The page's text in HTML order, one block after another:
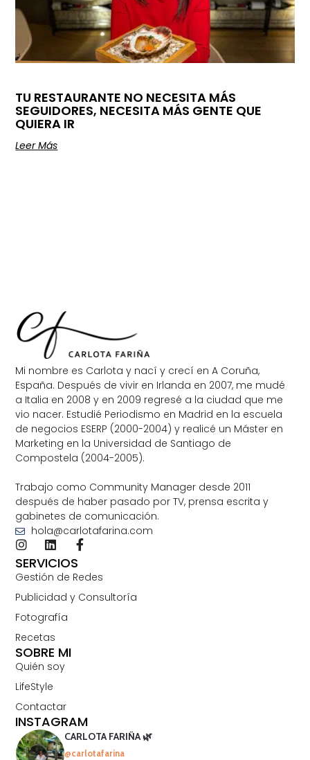
TU RESTAURANTE NO NECESITA MÁS
SEGUIDORES, NECESITA MÁS GENTE QUE
QUIERA IR
Leer Más
Mi nombre es Carlota y nací y crecí en A Coruña,
España. Después de vivir en Irlanda en 2007, me mudé
a Italia en 2008 y en 2009 regresé a la ciudad que me
vio nacer. Estudié Periodismo en Madrid en la escuela
de negocios ESERP (2000-2004) y realicé un Máster en
Marketing en la Universidad de Santiago de
Compostela (2004-2005).
Trabajo como Community Manager desde 2011
después de haber pasado por TV, prensa escrita y
gabinetes de comunicación.
hola@carlotafarina.com
SOBRE MI
Quién soy
LifeStyle
Contactar
SERVICIOS
Gestión de Redes
Publicidad y Consultoría
Fotografía
Recetas
INSTAGRAM
CARLOTA FARIÑA 🌿
@carlotafarina